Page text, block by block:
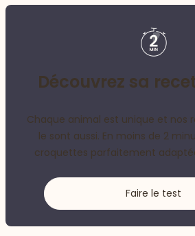
Découvrez sa
Chaque animal est unique et nos
le sont aussi. En moins de 2
croquettes parfaitement
Faire le test